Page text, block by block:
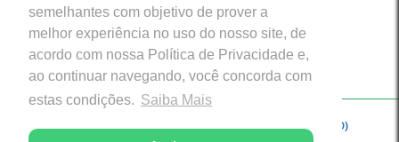
semelhantes com objetivo de prover a
melhor experiência no uso do nosso site, de
acordo com nossa Política de Privacidade e,
ao continuar navegando, você concorda com
estas condições. Saiba Mais
Copyright © 2026 - Arquidiocese de Porto Velho (RO)